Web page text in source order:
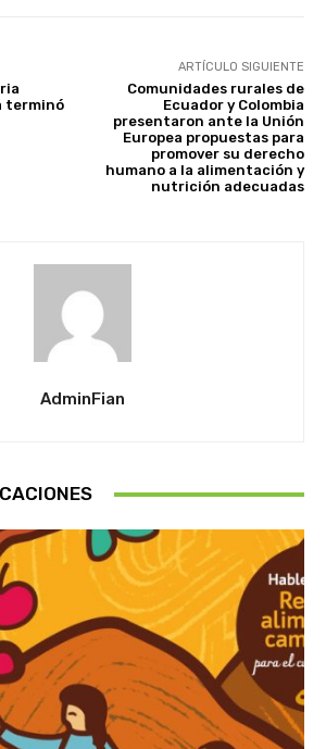
terminó
ARTÍCULO SIGUIENTE
Comunidades rurales de
Ecuador y Colombia
presentaron ante la Unión
Europea propuestas para
promover su derecho
humano a la alimentación y
nutrición adecuadas
AdminFian